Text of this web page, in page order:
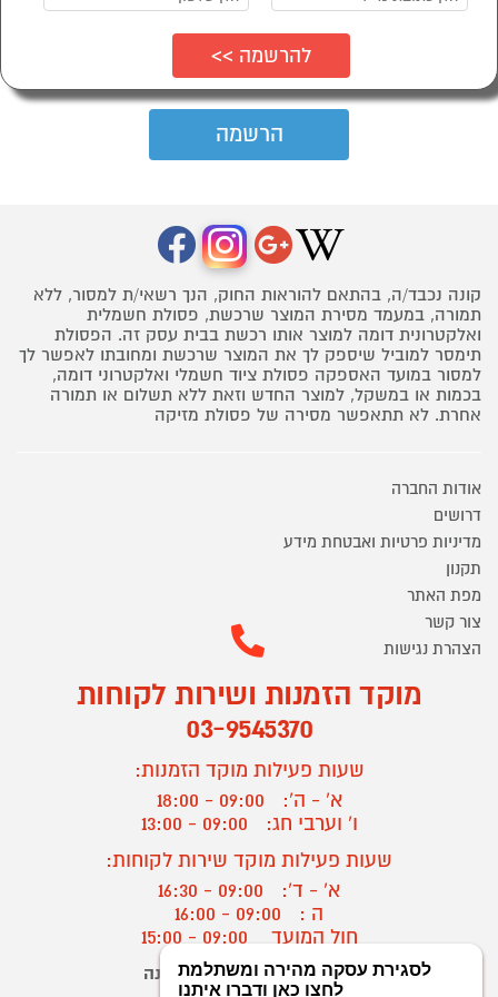
קונה נכבד/ה, בהתאם להוראות החוק, הנך רשאי/ת למסור, ללא
תמורה, במעמד מסירת המוצר שרכשת, פסולת חשמלית
ואלקטרונית דומה למוצר אותו רכשת בבית עסק זה. הפסולת
תימסר למוביל שיספק לך את המוצר שרכשת ומחובתו לאפשר לך
למסור במועד האספקה פסולת ציוד חשמלי ואלקטרוני דומה,
בכמות או במשקל, למוצר החדש וזאת ללא תשלום או תמורה
אחרת. לא תתאפשר מסירה של פסולת מזיקה
אודות החברה
דרושים
מדיניות פרטיות ואבטחת מידע
תקנון
מפת האתר
צור קשר
הצהרת נגישות
מוקד הזמנות ושירות לקוחות
03-9545370
שעות פעילות מוקד הזמנות:
א' - ה':
09:00 - 18:00
ו' וערבי חג:
09:00 - 13:00
שעות פעילות מוקד שירות לקוחות:
א' - ד':
09:00 - 16:30
ה :
09:00 - 16:00
חול המועד
? יצירת קשר/ביטול הזמנה